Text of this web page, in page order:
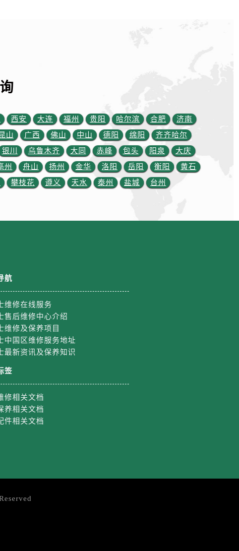
）
西安 大连 福州 贵阳 哈尔滨 合肥
济南
山 广西 佛山 中山 德阳 绵阳
齐齐哈尔
银川 乌鲁木齐 大同 赤峰 包头 阳泉
大庆
州 舟山 扬州 金华 洛阳 岳阳 衡阳
黄石
攀枝花 遵义 天水 泰州 盐城 台州
航
维修在线服务
售后维修中心介绍
维修及保养项目
中国区维修服务地址
最新资讯及保养知识
签
修相关文档
养相关文档
件相关文档